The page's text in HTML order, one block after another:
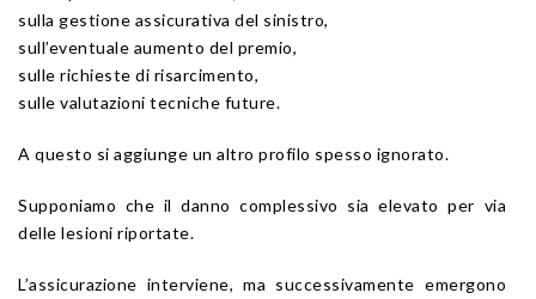
sulla gestione assicurativa del sinistro,
sull’eventuale aumento del premio,
sulle richieste di risarcimento,
sulle valutazioni tecniche future.
A questo si aggiunge un altro profilo spesso ignorato.
Supponiamo che il danno complessivo sia elevato per via
delle lesioni riportate.
L’assicurazione interviene, ma successivamente emergono